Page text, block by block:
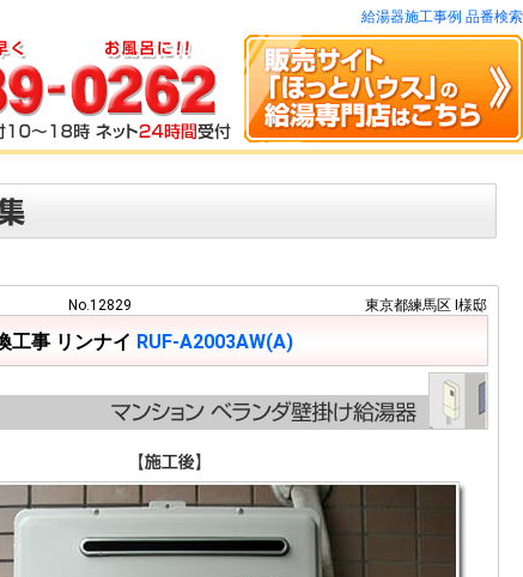
給湯器施工事例 品番検索
No.12829 東京都練馬区 I様邸
工事 リンナイ RUF-A2003AW(A)